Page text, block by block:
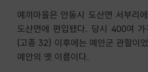
예끼마을은 안동시 도산면 서부리
도산면에 편입됐다. 당시 400여
(고종 32) 이후에는 예안군 관할이
예안의 옛 이름이다.